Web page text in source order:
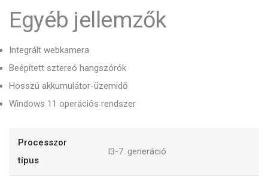
Egyéb jellemzők
Integrált webkamera
Beépített sztereó hangszórók
Hosszú akkumulátor-üzemidő
Windows 11 operációs rendszer
Processzor
típus
I3-7. generáció